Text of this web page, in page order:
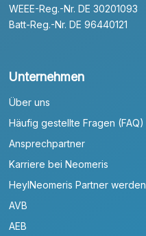
WEEE-Reg.-Nr. DE 30201093
Batt-Reg.-Nr. DE 96440121
Unternehmen
Über uns
Häufig gestellte Fragen (FAQ)
Ansprechpartner
Karriere bei Neomeris
HeylNeomeris Partner werden
AVB
AEB